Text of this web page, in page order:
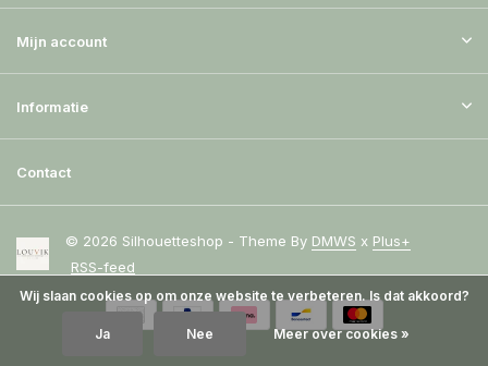
Mijn account
Informatie
Contact
© 2026 Silhouetteshop - Theme By DMWS x Plus+
RSS-feed
Wij slaan cookies op om onze website te verbeteren. Is dat akkoord?
Ja Nee Meer over cookies »